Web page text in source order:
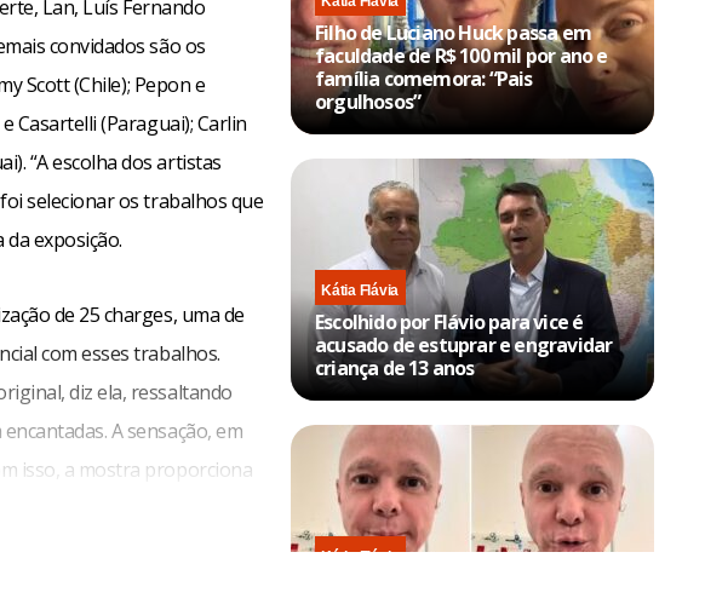
Lan, Luís Fernando
convidados são os
Scott (Chile); Pepon e
Casartelli (Paraguai); Carlin
“A escolha dos artistas
selecionar os trabalhos que
exposição.
de 25 charges, uma de
com esses trabalhos.
diz ela, ressaltando
A sensação, em
isso, a mostra proporciona
é a chance de admirar a
seu conteúdo, de muito
Filho de Luciano Huck passa em
faculdade de R$ 100 mil por ano e
família comemora: “Pais
orgulhosos”
Kátia Flávia
Escolhido por Flávio para vice é
acusado de estuprar e engravidar
criança de 13 anos
Kátia Flávia